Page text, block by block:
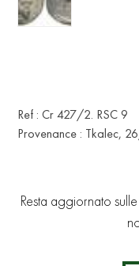
Ref : Cr 427/2. RSC 9
Provenance : Tkalec,
Resta aggiornato